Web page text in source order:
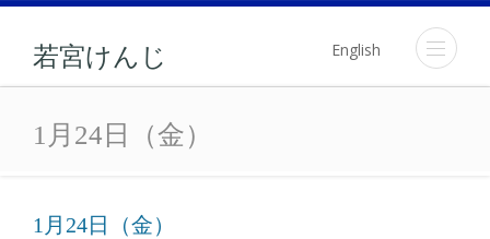
若宮けんじ English
1月24日（金）
1月24日（金）
1月24日（金）